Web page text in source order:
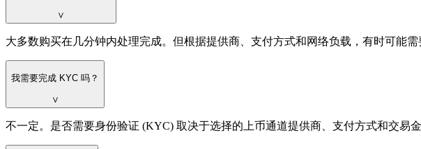
∨
大多数购买在几分钟内处理完成。但根据提供商、支付方式和网络负载，有时可能需
我需要完成 KYC 吗？
∨
不一定。是否需要身份验证 (KYC) 取决于选择的上币通道提供商、支付方式和交易